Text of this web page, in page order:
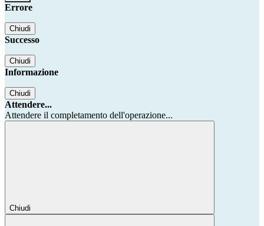
Errore
Chiudi
Successo
Chiudi
Informazione
Chiudi
Attendere...
Attendere il completamento dell'operazione...
Chiudi